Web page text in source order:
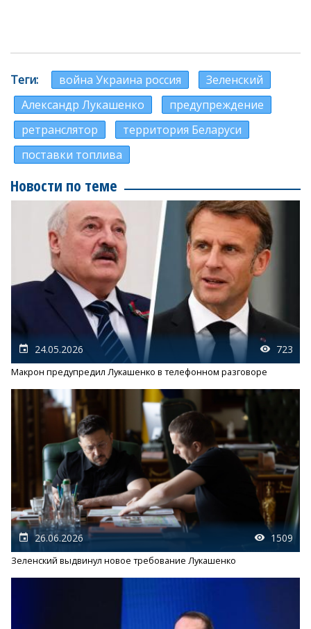
Теги война Украина россия
Зеленский
Александр Лукашенко
предупреждение
ретранслятор
территория Беларуси
поставки топлива
Новости по теме
24.05.2026 723
Макрон предупредил Лукашенко в телефонном разговоре
26.06.2026 1509
Зеленский выдвинул новое требование Лукашенко